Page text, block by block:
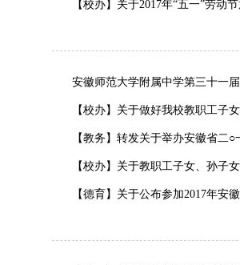
【校办】关于2017年“五一”劳动
安徽师范大学附属中学第三十一
【校办】关于做好我校教职工子
【教务】转发关于举办安徽省二
【校办】关于教职工子女、孙子
【德育】关于公布参加2017年安